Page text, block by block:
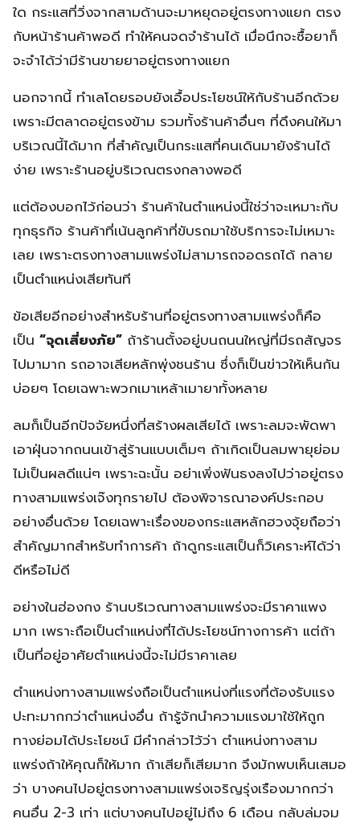
ใด กระแสที่วิ่งจากสามด้านจะมาหยุดอยู่ตรงทางแยก ตรง
กับหน้าร้านค้าพอดี ทำให้คนจดจำร้านได้ เมื่อนึกจะซื้อยาก็
จะจำได้ว่ามีร้านขายยาอยู่ตรงทางแยก
นอกจากนี้ ทำเลโดยรอบยังเอื้อประโยชน์ให้กับร้านอีกด้วย
เพราะมีตลาดอยู่ตรงข้าม รวมทั้งร้านค้าอื่นๆ ที่ดึงคนให้มา
บริเวณนี้ได้มาก ที่สำคัญเป็นกระแสที่คนเดินมายังร้านได้
ง่าย เพราะร้านอยู่บริเวณตรงกลางพอดี
แต่ต้องบอกไว้ก่อนว่า ร้านค้าในตำแหน่งนี้ใช่ว่าจะเหมาะกับ
ทุกธุรกิจ ร้านค้าที่เน้นลูกค้าที่ขับรถมาใช้บริการจะไม่เหมาะ
เลย เพราะตรงทางสามแพร่งไม่สามารถจอดรถได้ กลาย
เป็นตำแหน่งเสียทันที
ข้อเสียอีกอย่างสำหรับร้านที่อยู่ตรงทางสามแพร่งก็คือ
เป็น “จุดเสี่ยงภัย” ถ้าร้านตั้งอยู่บนถนนใหญ่ที่มีรถสัญจร
ไปมามาก รถอาจเสียหลักพุ่งชนร้าน ซึ่งก็เป็นข่าวให้เห็นกัน
บ่อยๆ โดยเฉพาะพวกเมาเหล้าเมายาทั้งหลาย
ลมก็เป็นอีกปัจจัยหนึ่งที่สร้างผลเสียได้ เพราะลมจะพัดพา
เอาฝุ่นจากถนนเข้าสู่ร้านแบบเต็มๆ ถ้าเกิดเป็นลมพายุย่อม
ไม่เป็นผลดีแน่ๆ เพราะฉะนั้น อย่าเพิ่งฟันธงลงไปว่าอยู่ตรง
ทางสามแพร่งเจ๊งทุกรายไป ต้องพิจารณาองค์ประกอบ
อย่างอื่นด้วย โดยเฉพาะเรื่องของกระแสหลักฮวงจุ้ยถือว่า
สำคัญมากสำหรับทำการค้า ถ้าดูกระแสเป็นก็วิเคราะห์ได้ว่า
ดีหรือไม่ดี
อย่างในฮ่องกง ร้านบริเวณทางสามแพร่งจะมีราคาแพง
มาก เพราะถือเป็นตำแหน่งที่ได้ประโยชน์ทางการค้า แต่ถ้า
เป็นที่อยู่อาศัยตำแหน่งนี้จะไม่มีราคาเลย
ตำแหน่งทางสามแพร่งถือเป็นตำแหน่งที่แรงที่ต้องรับแรง
ปะทะมากกว่าตำแหน่งอื่น ถ้ารู้จักนำความแรงมาใช้ให้ถูก
ทางย่อมได้ประโยชน์ มีคำกล่าวไว้ว่า ตำแหน่งทางสาม
แพร่งถ้าให้คุณก็ให้มาก ถ้าเสียก็เสียมาก จึงมักพบเห็นเสมอ
ว่า บางคนไปอยู่ตรงทางสามแพร่งเจริญรุ่งเรืองมากกว่า
คนอื่น 2-3 เท่า แต่บางคนไปอยู่ไม่ถึง 6 เดือน กลับล่มจม